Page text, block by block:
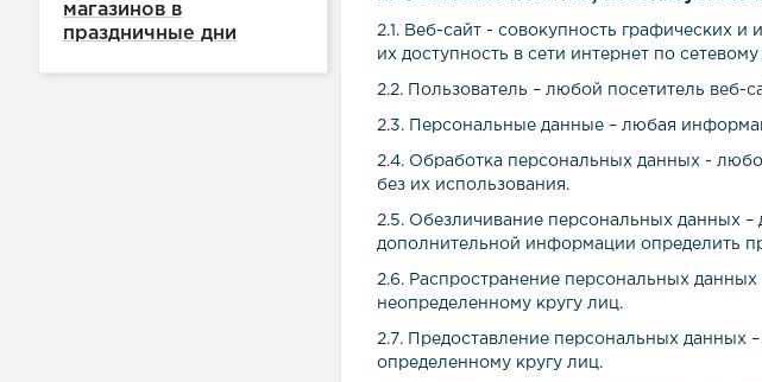
магазинов в
праздничные дни
2.1. Веб-сайт - совокупность графических
их доступность в сети интернет по сетевому
2.2. Пользователь – любой посетитель веб-
2.3. Персональные данные – любая
2.4. Обработка персональных данных -
без их использования.
2.5. Обезличивание персональных данных –
дополнительной информации определить
2.6. Распространение персональных
неопределенному кругу лиц.
2.7. Предоставление персональных данных
определенному кругу лиц.